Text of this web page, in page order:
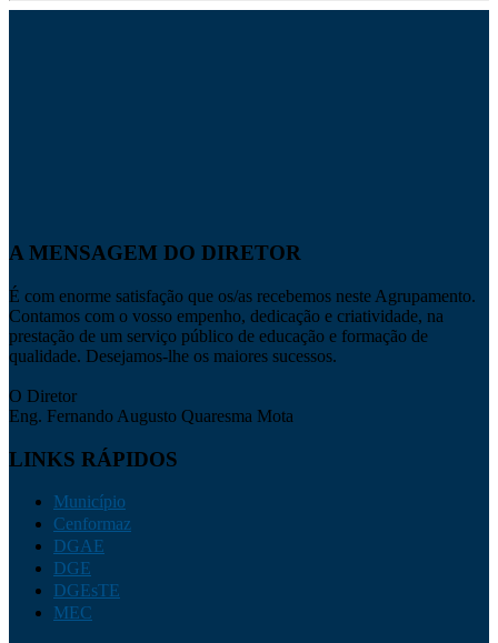
A MENSAGEM DO DIRETOR
É com enorme satisfação que os/as recebemos neste Agrupamento.
Contamos com o vosso empenho, dedicação e criatividade, na
prestação de um serviço público de educação e formação de
qualidade. Desejamos-lhe os maiores sucessos.
O Diretor
Eng. Fernando Augusto Quaresma Mota
LINKS RÁPIDOS
Município
Cenformaz
DGAE
DGE
DGEsTE
MEC